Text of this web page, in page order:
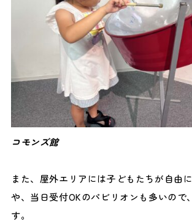
コモンズ館
また、屋外エリアには子どもたちが自由
や、当日受付OKのパビリオンも多いので
す。